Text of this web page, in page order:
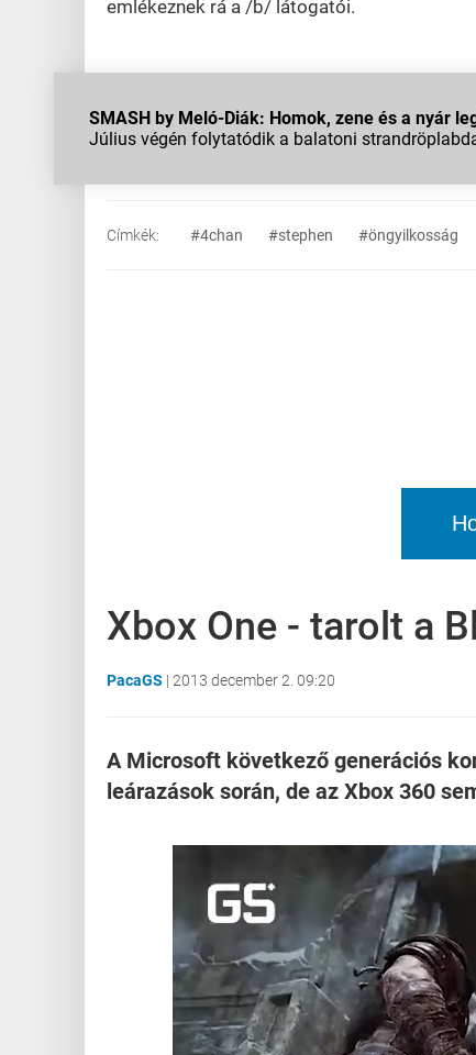
emlékeznek rá a /b/ látogatói.
SMASH by Meló-Diák: Homok, zene és a nyár
Július végén folytatódik a balatoni
Címkék: #4chan #stephen #öngyilkosság
Xbox One - tarolt a
PacaGS | 2013 december 2. 09:20
A Microsoft következő generációs
leárazások során, de az Xbox 360